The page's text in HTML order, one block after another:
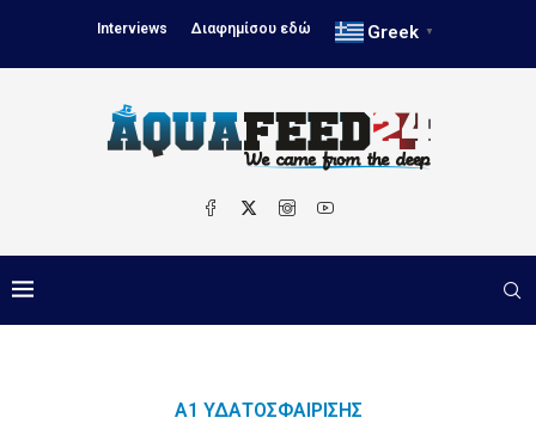
Interviews Διαφημίσου εδώ Greek ▼
Α1 ΥΔΑΤΟΣΦΑΊΡΙΣΗΣ